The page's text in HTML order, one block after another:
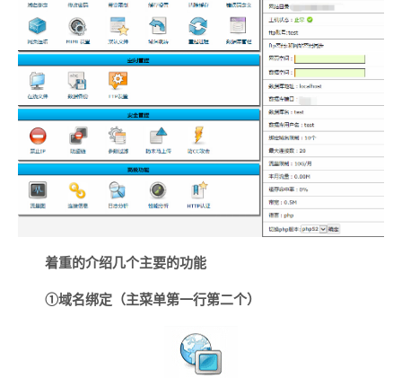
着重的介绍几个主要的功能
①域名绑定（主菜单第一行第二个）